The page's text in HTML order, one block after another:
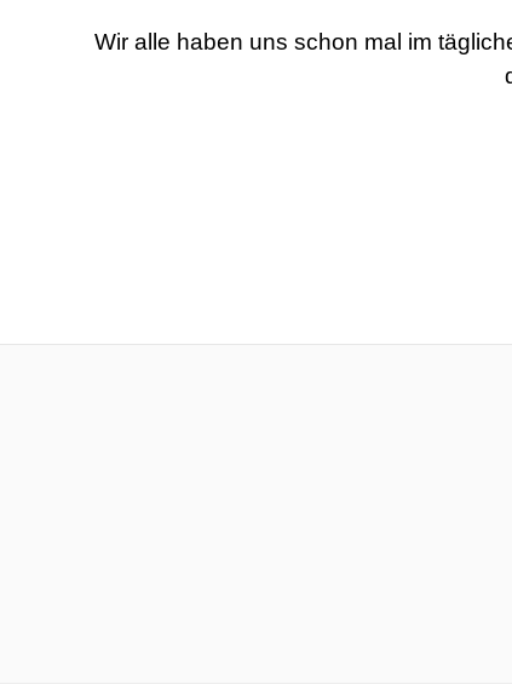
Wir alle haben uns schon mal im